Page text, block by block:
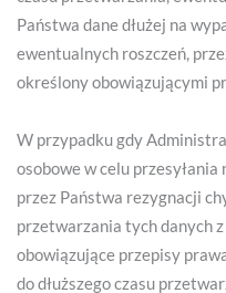
Państwa dane dłużej na
ewentualnych roszczeń,
określony obowiązującymi
W przypadku gdy
osobowe w celu przesyłania
przez Państwa rezygnacji
przetwarzania tych danych
obowiązujące przepisy
do dłuższego czasu